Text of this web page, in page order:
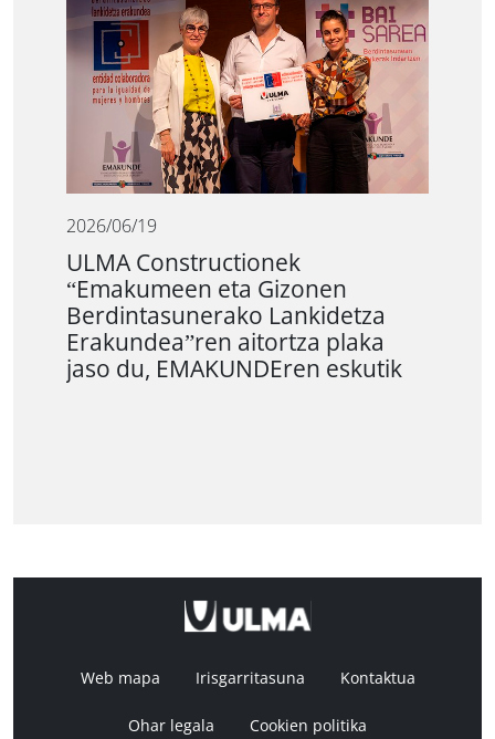
2026/06/19
ULMA Constructionek
“Emakumeen eta Gizonen
Berdintasunerako Lankidetza
Erakundea”ren aitortza plaka
jaso du, EMAKUNDEren eskutik
Web mapa Irisgarritasuna Kontaktua
Ohar legala Cookien politika